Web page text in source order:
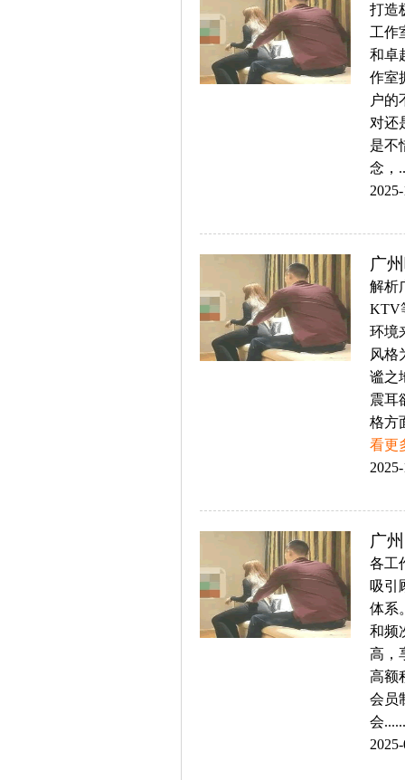
打造
工作
和卓
作室
户的
对还
是不
念，
广
解析
KTV
环境
风格
谧之
震耳
格方
看更
广
各工
吸引
体系
和频
高，
高额
会员
会......